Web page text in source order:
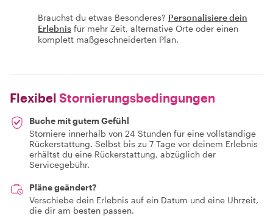
Brauchst du etwas Besonderes? Personalisiere dein
Erlebnis für mehr Zeit, alternative Orte oder einen
komplett maßgeschneiderten Plan.
Flexibel Stornierungsbedingungen
Buche mit gutem Gefühl
Storniere innerhalb von 24 Stunden für eine vollständige
Rückerstattung. Selbst bis zu 7 Tage vor deinem Erlebnis
erhältst du eine Rückerstattung, abzüglich der
Servicegebühr.
Pläne geändert?
Verschiebe dein Erlebnis auf ein Datum und eine Uhrzeit,
die dir am besten passen.